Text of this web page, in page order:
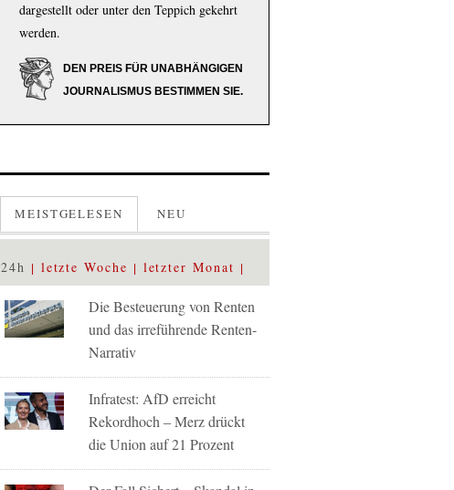
dargestellt oder unter den Teppich gekehrt
werden.
DEN PREIS FÜR UNABHÄNGIGEN
JOURNALISMUS BESTIMMEN SIE.
MEISTGELESEN NEU
24h letzte Woche letzter Monat
Die Besteuerung von Renten
und das irreführende Renten-
Narrativ
Infratest: AfD erreicht
Rekordhoch – Merz drückt
die Union auf 21 Prozent